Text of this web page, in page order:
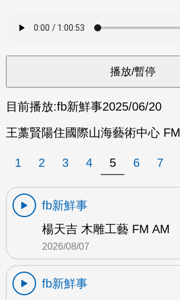
目前播放:fb新鮮事2025/06/20
王藁賢陽住國際山海藝術中心 FM
1 2 3 4 5 6 7
fb新鮮事
楊天吉 木雕工藝 FM AM
2026/08/07
fb新鮮事